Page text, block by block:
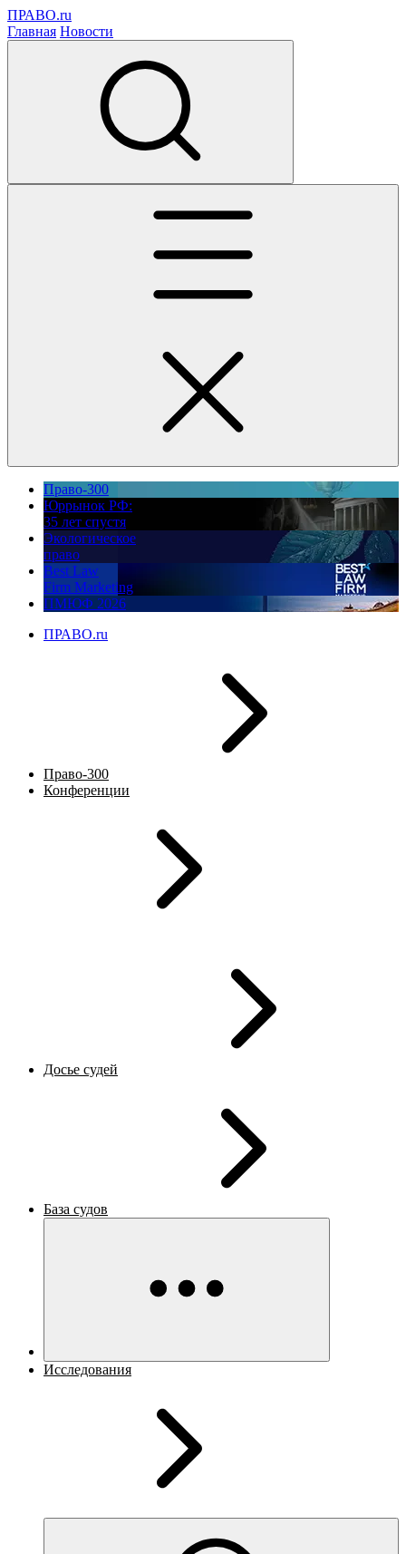
ПРАВО.ru
Главная Новости
Право-300
Юррынок РФ:
35 лет спустя
Экологическое
право
Best Law
Firm Marketing
ПМЮФ 2026
ПРАВО.ru
Право-300
Конференции
Досье судей
База судов
Исследования